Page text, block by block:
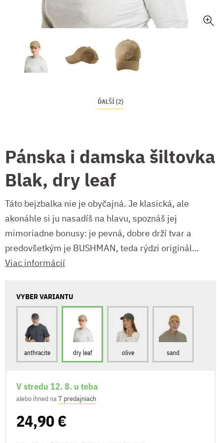
ĎALŠÍ (2)
Pánska i damska šiltovka
Blak, dry leaf
Táto bejzbalka nie je obyčajná. Je klasická, ale
akonáhle si ju nasadíš na hlavu, spoznáš jej
mimoriadne bonusy: je pevná, dobre drží tvar a
predovšetkým je BUSHMAN, teda rýdzi originál…
Viac informácií
VYBER VARIANTU
anthracite dry leaf olive sand
V stredu 12. 8. u teba
alebo ihned na7 predajniach
24,90 €